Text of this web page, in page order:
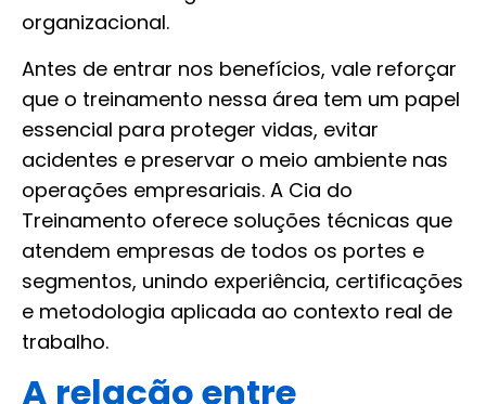
organizacional.
Antes de entrar nos benefícios, vale reforçar
que o treinamento nessa área tem um papel
essencial para proteger vidas, evitar
acidentes e preservar o meio ambiente nas
operações empresariais. A Cia do
Treinamento oferece soluções técnicas que
atendem empresas de todos os portes e
segmentos, unindo experiência, certificações
e metodologia aplicada ao contexto real de
trabalho.
A relação entre